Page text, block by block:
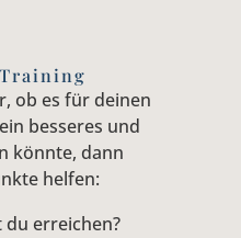
ob es für deinen
besseres und
könnte, dann
helfen:
du erreichen?